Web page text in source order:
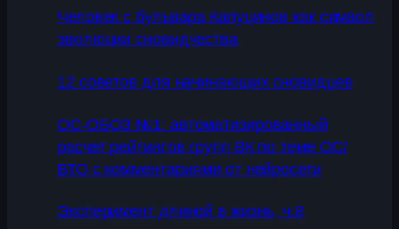
Человек с бульвара Капуцинов как символ
эволюции сновидчества
12 советов для начинающих сновидцев
ОС-ОБОЗ №1: автоматизированный
расчет рейтингов групп ВК по теме ОС/
ВТО с комментариями от нейросети
Эксперимент длиной в жизнь, ч.8